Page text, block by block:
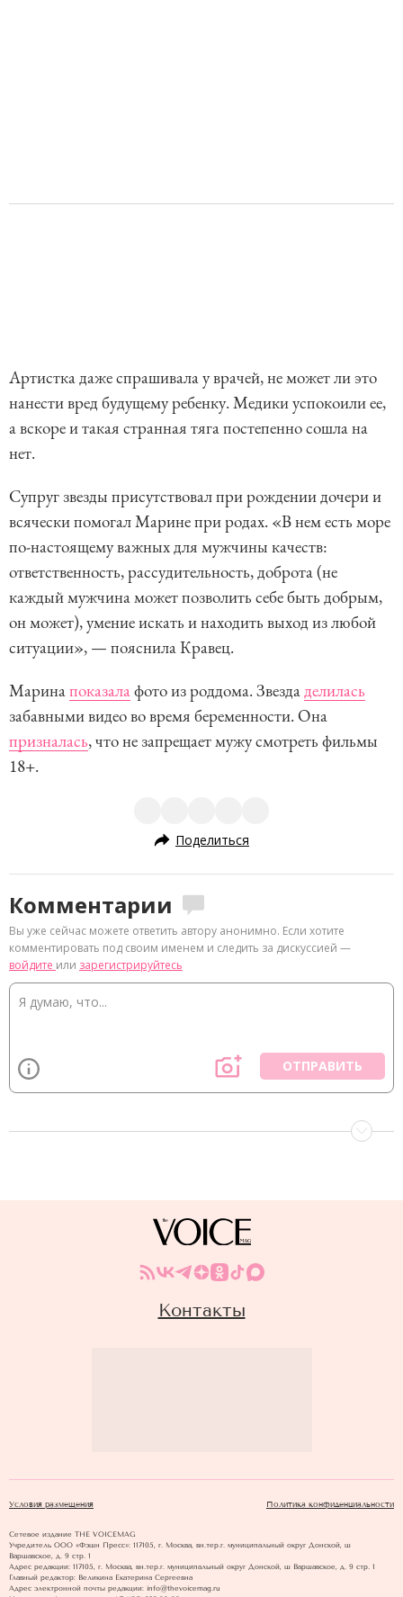
Артистка даже спрашивала у врачей, не может ли это
нанести вред будущему ребенку. Медики успокоили ее,
а вскоре и такая странная тяга постепенно сошла на
нет.
Супруг звезды присутствовал при рождении дочери и
всячески помогал Марине при родах. «В нем есть море
по-настоящему важных для мужчины качеств:
ответственность, рассудительность, доброта (не
каждый мужчина может позволить себе быть добрым,
он может), умение искать и находить выход из любой
ситуации», — пояснила Кравец.
Маринапоказалафото из роддома. Звездаделилась
забавными видео во время беременности. Она
призналась, что не запрещает мужу смотреть фильмы
18+.
Поделиться
Комментарии
Вы уже сейчас можете ответить автору анонимно. Если хотите
комментировать под своим именем и следить за дискуссией —
войдите или зарегистрируйтесь
ОТПРАВИТЬ
Контакты
Условия размещения Политика конфиденциальности
Сетевое издание THE VOICEMAG
Учредитель ООО «Фэшн Пресс»: 117105, г. Москва, вн.тер.г. муниципальный округ Донской, ш
Варшавское, д. 9 стр. 1
Адрес редакции: 117105, г. Москва, вн.тер.г. муниципальный округ Донской, ш Варшавское, д. 9 стр. 1
Главный редактор: Великина Екатерина Сергеевна
Адрес электронной почты редакции: info@thevoicemag.ru